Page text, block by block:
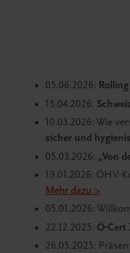
05.06.2026:
15.04.2026:
10.03.2026: Wie
sicher und
05.03.2026: „Von
19.01.2026: ÖHV-
Mehr dazu >
05.01.2026:
22.12.2025: Ö-Cert
26.05.2025: